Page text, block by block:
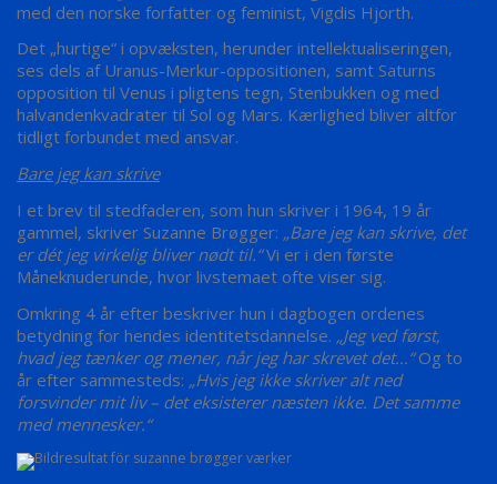
med den norske forfatter og feminist, Vigdis Hjorth.
Det „hurtige“ i opvæksten, herunder intellektualiseringen,
ses dels af Uranus-Merkur-oppositionen, samt Saturns
opposition til Venus i pligtens tegn, Stenbukken og med
halvandenkvadrater til Sol og Mars. Kærlighed bliver altfor
tidligt forbundet med ansvar.
Bare jeg kan skrive
I et brev til stedfaderen, som hun skriver i 1964, 19 år
gammel, skriver Suzanne Brøgger: „Bare jeg kan skrive, det
er dét jeg virkelig bliver nødt til.“Vi er i den første
Måneknuderunde, hvor livstemaet ofte viser sig.
Omkring 4 år efter beskriver hun i dagbogen ordenes
betydning for hendes identitetsdannelse. „Jeg ved først,
hvad jeg tænker og mener, når jeg har skrevet det…“Og to
år efter sammesteds: „Hvis jeg ikke skriver alt ned
forsvinder mit liv – det eksisterer næsten ikke. Det samme
med mennesker.“